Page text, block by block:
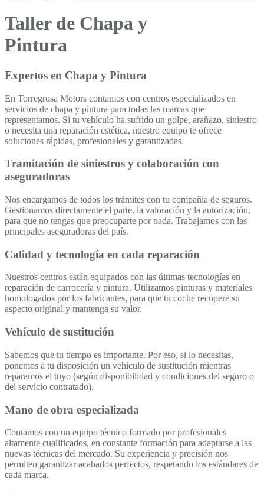
Taller de Chapa y
Pintura
Expertos en Chapa y Pintura
En Torregrosa Motors contamos con centros especializados en
servicios de chapa y pintura para todas las marcas que
representamos. Si tu vehículo ha sufrido un golpe, arañazo, siniestro
o necesita una reparación estética, nuestro equipo te ofrece
soluciones rápidas, profesionales y garantizadas.
Tramitación de siniestros y colaboración con
aseguradoras
Nos encargamos de todos los trámites con tu compañía de seguros.
Gestionamos directamente el parte, la valoración y la autorización,
para que no tengas que preocuparte por nada. Trabajamos con las
principales aseguradoras del país.
Calidad y tecnología en cada reparación
Nuestros centros están equipados con las últimas tecnologías en
reparación de carrocería y pintura. Utilizamos pinturas y materiales
homologados por los fabricantes, para que tu coche recupere su
aspecto original y mantenga su valor.
Vehículo de sustitución
Sabemos que tu tiempo es importante. Por eso, si lo necesitas,
ponemos a tu disposición un vehículo de sustitución mientras
reparamos el tuyo (según disponibilidad y condiciones del seguro o
del servicio contratado).
Mano de obra especializada
Contamos con un equipo técnico formado por profesionales
altamente cualificados, en constante formación para adaptarse a las
nuevas técnicas del mercado. Su experiencia y precisión nos
permiten garantizar acabados perfectos, respetando los estándares de
cada marca.